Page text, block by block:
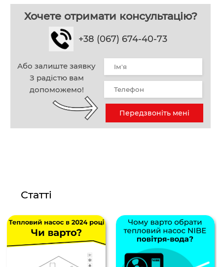
Хочете отримати консультацію?
+38 (067) 674-40-73
Або залиште заявку
З радістю вам
допоможемо!
Передзвоніть мені
Статті